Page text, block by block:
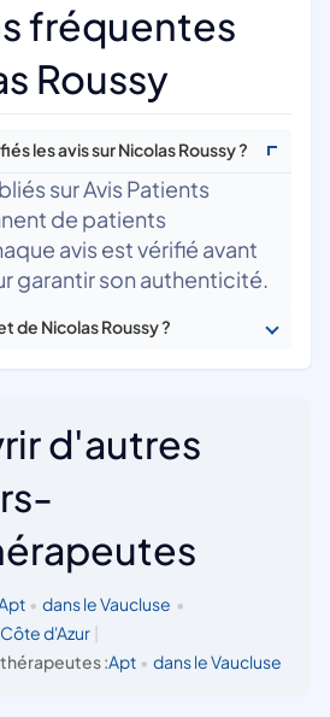
fréquentes
Roussy
les avis sur Nicolas Roussy ?
sur Avis Patients
de patients
avis est vérifié avant
garantir son authenticité.
de Nicolas Roussy ?
d'autres
• dans le Vaucluse •
d'Azur
:Apt • dans le Vaucluse